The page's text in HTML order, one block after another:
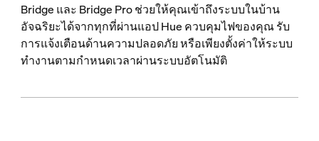
Bridge และ Bridge Pro ช่วยให้คุณเข้าถึงระบบในบ้าน
อัจฉริยะได้จากทุกที่ผ่านแอป Hue ควบคุมไฟของคุณ รับ
การแจ้งเตือนด้านความปลอดภัย หรือเพียงตั้งค่าให้ระบบ
ทำงานตามกำหนดเวลาผ่านระบบอัตโนมัติ